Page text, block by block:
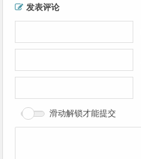
发表评论
滑动解锁才能提交